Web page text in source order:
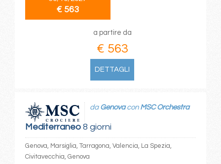
€ 563
a partire da
€ 563
DETTAGLI
Mediterraneo8 giorni
da Genovacon MSC Orchestra
Genova, Marsiglia, Tarragona, Valencia, La Spezia,
Civitavecchia, Genova